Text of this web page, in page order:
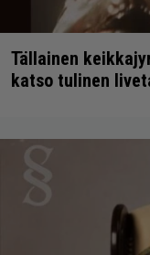
Tällainen
katso tulinen